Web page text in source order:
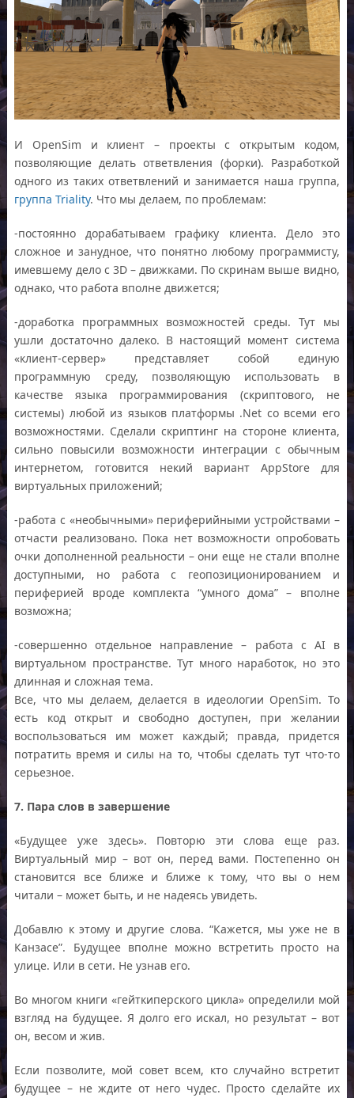
И OpenSim и клиент – проекты с открытым кодом,
позволяющие делать ответвления (форки). Разработкой
одного из таких ответвлений и занимается наша группа,
группа Triality. Что мы делаем, по проблемам:
-постоянно дорабатываем графику клиента. Дело это
сложное и занудное, что понятно любому программисту,
имевшему дело с 3D – движками. По скринам выше видно,
однако, что работа вполне движется;
-доработка программных возможностей среды. Тут мы
ушли достаточно далеко. В настоящий момент система
«клиент-сервер» представляет собой единую
программную среду, позволяющую использовать в
качестве языка программирования (скриптового, не
системы) любой из языков платформы .Net со всеми его
возможностями. Сделали скриптинг на стороне клиента,
сильно повысили возможности интеграции с обычным
интернетом, готовится некий вариант AppStore для
виртуальных приложений;
-работа с «необычными» периферийными устройствами –
отчасти реализовано. Пока нет возможности опробовать
очки дополненной реальности – они еще не стали вполне
доступными, но работа с геопозиционированием и
периферией вроде комплекта “умного дома” – вполне
возможна;
-совершенно отдельное направление – работа с AI в
виртуальном пространстве. Тут много наработок, но это
длинная и сложная тема.
Все, что мы делаем, делается в идеологии OpenSim. То
есть код открыт и свободно доступен, при желании
воспользоваться им может каждый; правда, придется
потратить время и силы на то, чтобы сделать тут что-то
серьезное.
7. Пара слов в завершение
«Будущее уже здесь». Повторю эти слова еще раз.
Виртуальный мир – вот он, перед вами. Постепенно он
становится все ближе и ближе к тому, что вы о нем
читали – может быть, и не надеясь увидеть.
Добавлю к этому и другие слова. “Кажется, мы уже не в
Канзасе”. Будущее вполне можно встретить просто на
улице. Или в сети. Не узнав его.
Во многом книги «гейткиперского цикла» определили мой
взгляд на будущее. Я долго его искал, но результат – вот
он, весом и жив.
Если позволите, мой совет всем, кто случайно встретит
будущее – не ждите от него чудес. Просто сделайте их